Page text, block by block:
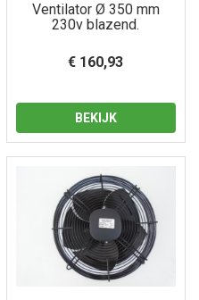
Ventilator Ø 350 mm
230v blazend.
€ 160,93
BEKIJK